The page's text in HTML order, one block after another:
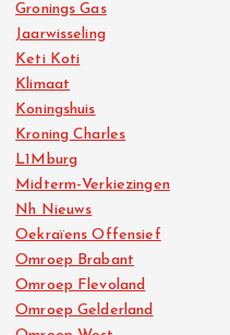
Gronings Gas
Jaarwisseling
Keti Koti
Klimaat
Koningshuis
Kroning Charles
L1Mburg
Midterm-Verkiezingen
Nh Nieuws
Oekraïens Offensief
Omroep Brabant
Omroep Flevoland
Omroep Gelderland